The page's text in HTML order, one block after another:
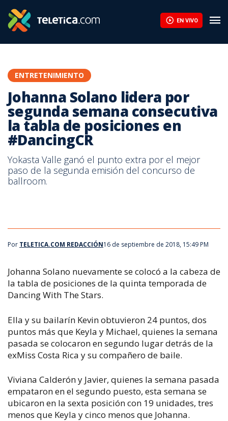
EN VIVO
ENTRETENIMIENTO
Johanna Solano lidera por
segunda semana consecutiva
la tabla de posiciones en
#DancingCR
Yokasta Valle ganó el punto extra por el mejor
paso de la segunda emisión del concurso de
ballroom.
Por TELETICA.COM REDACCIÓN16 de septiembre de 2018, 15:49 PM
Johanna Solano nuevamente se colocó a la cabeza de
la tabla de posiciones de la quinta temporada de
Dancing With The Stars.
Ella y su bailarín Kevin obtuvieron 24 puntos, dos
puntos más que Keyla y Michael, quienes la semana
pasada se colocaron en segundo lugar detrás de la
exMiss Costa Rica y su compañero de baile.
Viviana Calderón y Javier, quienes la semana pasada
empataron en el segundo puesto, esta semana se
ubicaron en la sexta posición con 19 unidades, tres
menos que Keyla y cinco menos que Johanna.